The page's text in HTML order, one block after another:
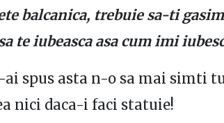
balcanica, trebuie sa-ti
te iubeasca asa cum imi
ai spus asta n-o sa mai simti
nici daca-i faci statuie!